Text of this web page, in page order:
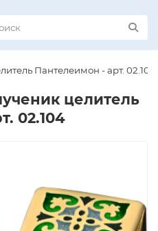
Пантелеимон - арт. 02.104
целитель
02.104